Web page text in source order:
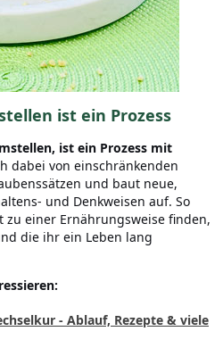
ist ein Prozess
ist ein Prozess mit
dabei von einschränkenden
und baut neue,
und Denkweisen auf. So
einer Ernährungsweise finden,
die ihr ein Leben lang
- Ablauf, Rezepte & viele